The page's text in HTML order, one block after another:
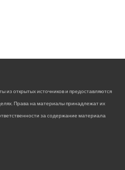
из открытых источников и предоставляются
Права на материалы принадлежат их
за содержание материала